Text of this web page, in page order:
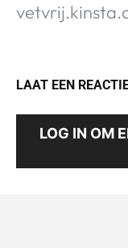
LAAT EEN
LOG IN OM